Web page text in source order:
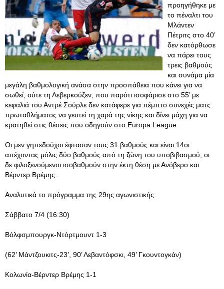
προηγήθηκε με
το πέναλτι του
Μλάντεν
Πέτριτς στο 40’
δεν κατόρθωσε
να πάρει τους
τρεις βαθμούς
και συνάμα μία
μεγάλη βαθμολογική ανάσα στην προσπάθεια που κάνει για να
σωθεί, ούτε τη Λεβερκούζεν, που παρότι ισοφάρισε στο 55’ με
κεφαλιά του Αντρέ Σούρλε δεν κατάφερε για πέμπτο συνεχές ματς
πρωταθλήματος να γευτεί τη χαρά της νίκης και δίνει μάχη για να
κρατηθεί στις θέσεις που οδηγούν στο Europa League.
Οι μεν γηπεδούχοι έφτασαν τους 31 βαθμούς και είναι 14οι
απέχοντας μόλις δύο βαθμούς από τη ζώνη του υποβιβασμού, οι
δε φιλοξενούμενοι ισοβαθμούν στην έκτη θέση με Ανόβερο και
Βέρντερ Βρέμης.
Αναλυτικά το πρόγραμμα της 29ης αγωνιστικής:
Σάββατο 7/4 (16:30)
Βόλφσμπουργκ-Ντόρτμουντ 1-3
(62’ Μάντζουκιτς-23’, 90’ Λεβαντόφσκι, 49’ Γκουντογκάν)
Κολωνία-Βέρντερ Βρέμης 1-1